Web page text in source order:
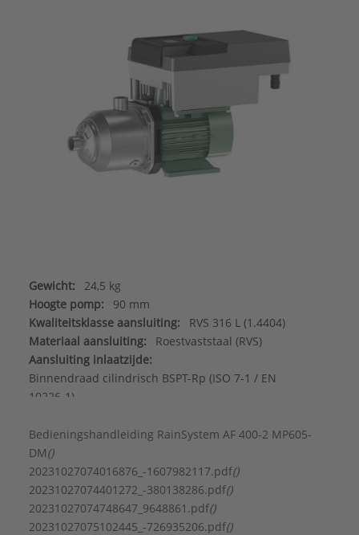
Gewicht:
24,5 kg
Hoogte pomp:
90 mm
Kwaliteitsklasse aansluiting:
RVS 316 L (1.4404)
Materiaal aansluiting:
Roestvaststaal (RVS)
Aansluiting inlaatzijde:
Binnendraad cilindrisch BSPT-Rp (ISO 7-1 / EN
10226-1)
Binnendraad cilindrisch BSPT-Rp (ISO 7-1 / EN
10226-1)
Aansluitstandaard inlaatzijde:
ISO 7-1 / EN 10226-1
Aansluitstandaard uitlaatzijde:
ISO 7-1 / EN 10226-1
Bedieningshandleiding RainSystem AF 400-2 MP605-
DM()
20231027074016876_-1607982117.pdf()
20231027074401272_-380138286.pdf()
20231027074748647_9648861.pdf()
20231027075102445_-726935206.pdf()